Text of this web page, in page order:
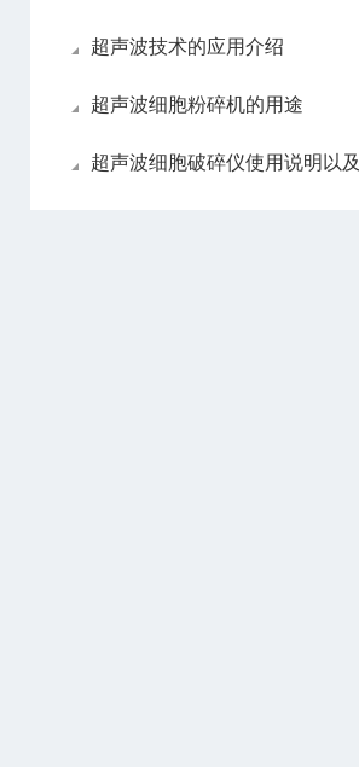
超声波技术的应用介绍
超声波细胞粉碎机的用途
超声波细胞破碎仪使用说明以及注意事项